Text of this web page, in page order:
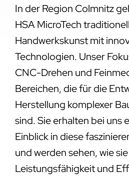
In der Region Colmnitz
HSA MicroTech
Handwerkskunst mit
Technologien. Unser
CNC-Drehen und
Bereichen, die für die
Herstellung komplexer
sind. Sie erhalten bei uns
Einblick in diese
und werden sehen, wie
Leistungsfähigkeit und